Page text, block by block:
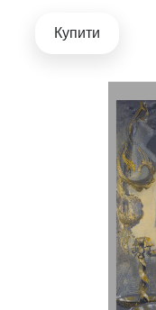
Купити